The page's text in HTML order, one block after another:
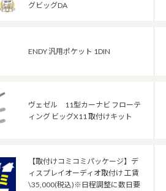
グビッグDA
ENDY 汎用ポケット 1DIN
ヴェゼル 11型カーナビ フローテ
ィング ビッグX11 取付けキット
【取付けコミコミパッケージ】デ
ィスプレイオーディオ取付け 工賃
\35,000(税込)※日程調整に数日要